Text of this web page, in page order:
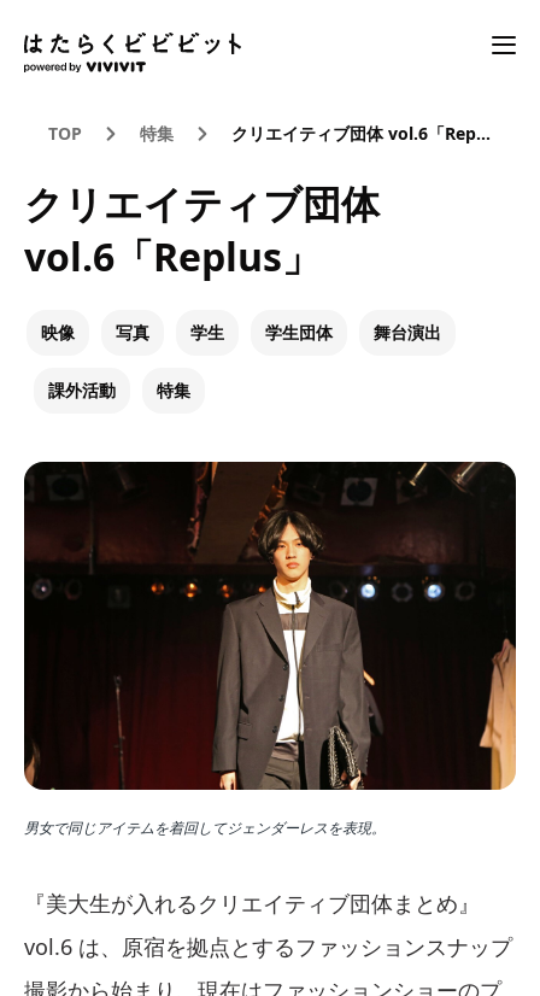
TOP 特集 クリエイティブ団体 vol.6「Replus」
クリエイティブ団体
vol.6「Replus」
映像 写真 学生 学生団体 舞台演出
課外活動 特集
男女で同じアイテムを着回してジェンダーレスを表現。
『美大生が入れるクリエイティブ団体まとめ』
vol.6 は、原宿を拠点とするファッションスナップ
撮影から始まり、現在はファッションショーのプ